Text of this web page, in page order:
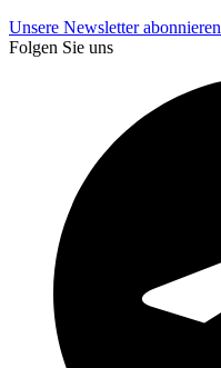
Unsere Newsletter abonnieren
Folgen Sie uns